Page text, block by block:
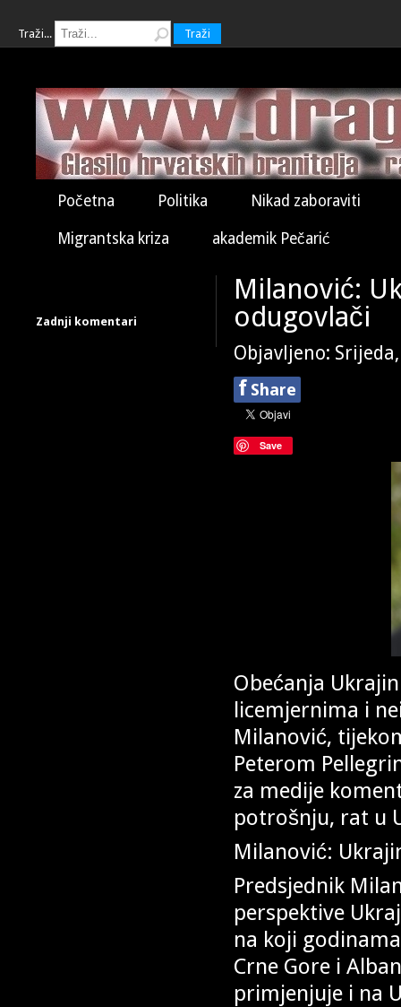
Traži... Traži
Početna Politika Nikad zaboraviti
Migrantska kriza akademik Pečarić
Zadnji komentari
Milanović:
odugovlači
Objavljeno:
f Share
Save
Obećanja
licemjernima i
Milanović,
Peterom
za medije
potrošnju, rat u
Milanović:
Predsjednik
perspektive
na koji
Crne Gore i
primjenjuje i na